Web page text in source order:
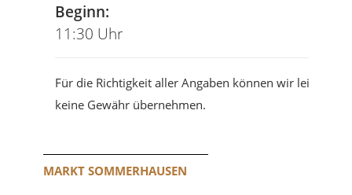
Beginn:
11:30 Uhr
Für die Richtigkeit aller Angaben können wir leider
keine Gewähr übernehmen.
MARKT SOMMERHAUSEN